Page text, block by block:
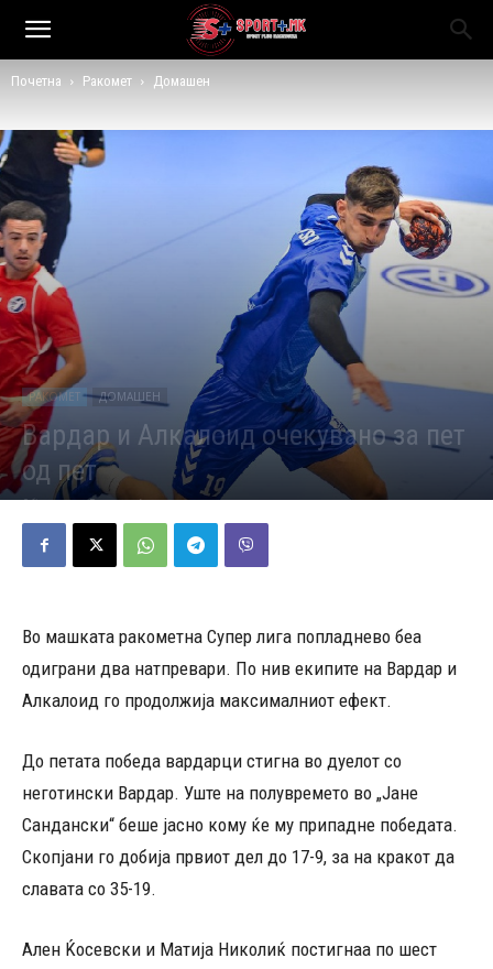
Почетна Ракомет Домашен
РАКОМЕТ ДОМАШЕН
Вардар и Алкалоид очекувано за пет
од пет
Објавено од Редакција - 06/10/2023 531
Во машката ракометна Супер лига попладнево беа
одиграни два натпревари. По нив екипите на Вардар и
Алкалоид го продолжија максималниот ефект.
До петата победа вардарци стигна во дуелот со
неготински Вардар. Уште на полувремето во „Јане
Сандански“ беше јасно кому ќе му припадне победата.
Скопјани го добија првиот дел до 17-9, за на кракот да
славата со 35-19.
Ален Ќосевски и Матија Николиќ постигнаа по шест